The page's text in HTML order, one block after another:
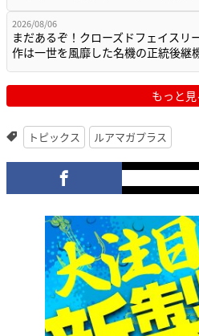
2026/08/06
まだあるぞ！クローズドフェイスリ
作は一世を風靡した名機の正統後継
もっと見
トピックス ルアマガプラス